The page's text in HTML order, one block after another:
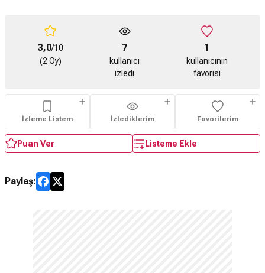
3,0/10
(2 Oy)
7
kullanıcı
izledi
1
kullanıcının
favorisi
İzleme Listem İzlediklerim Favorilerim
Puan Ver Listeme Ekle
Paylaş: